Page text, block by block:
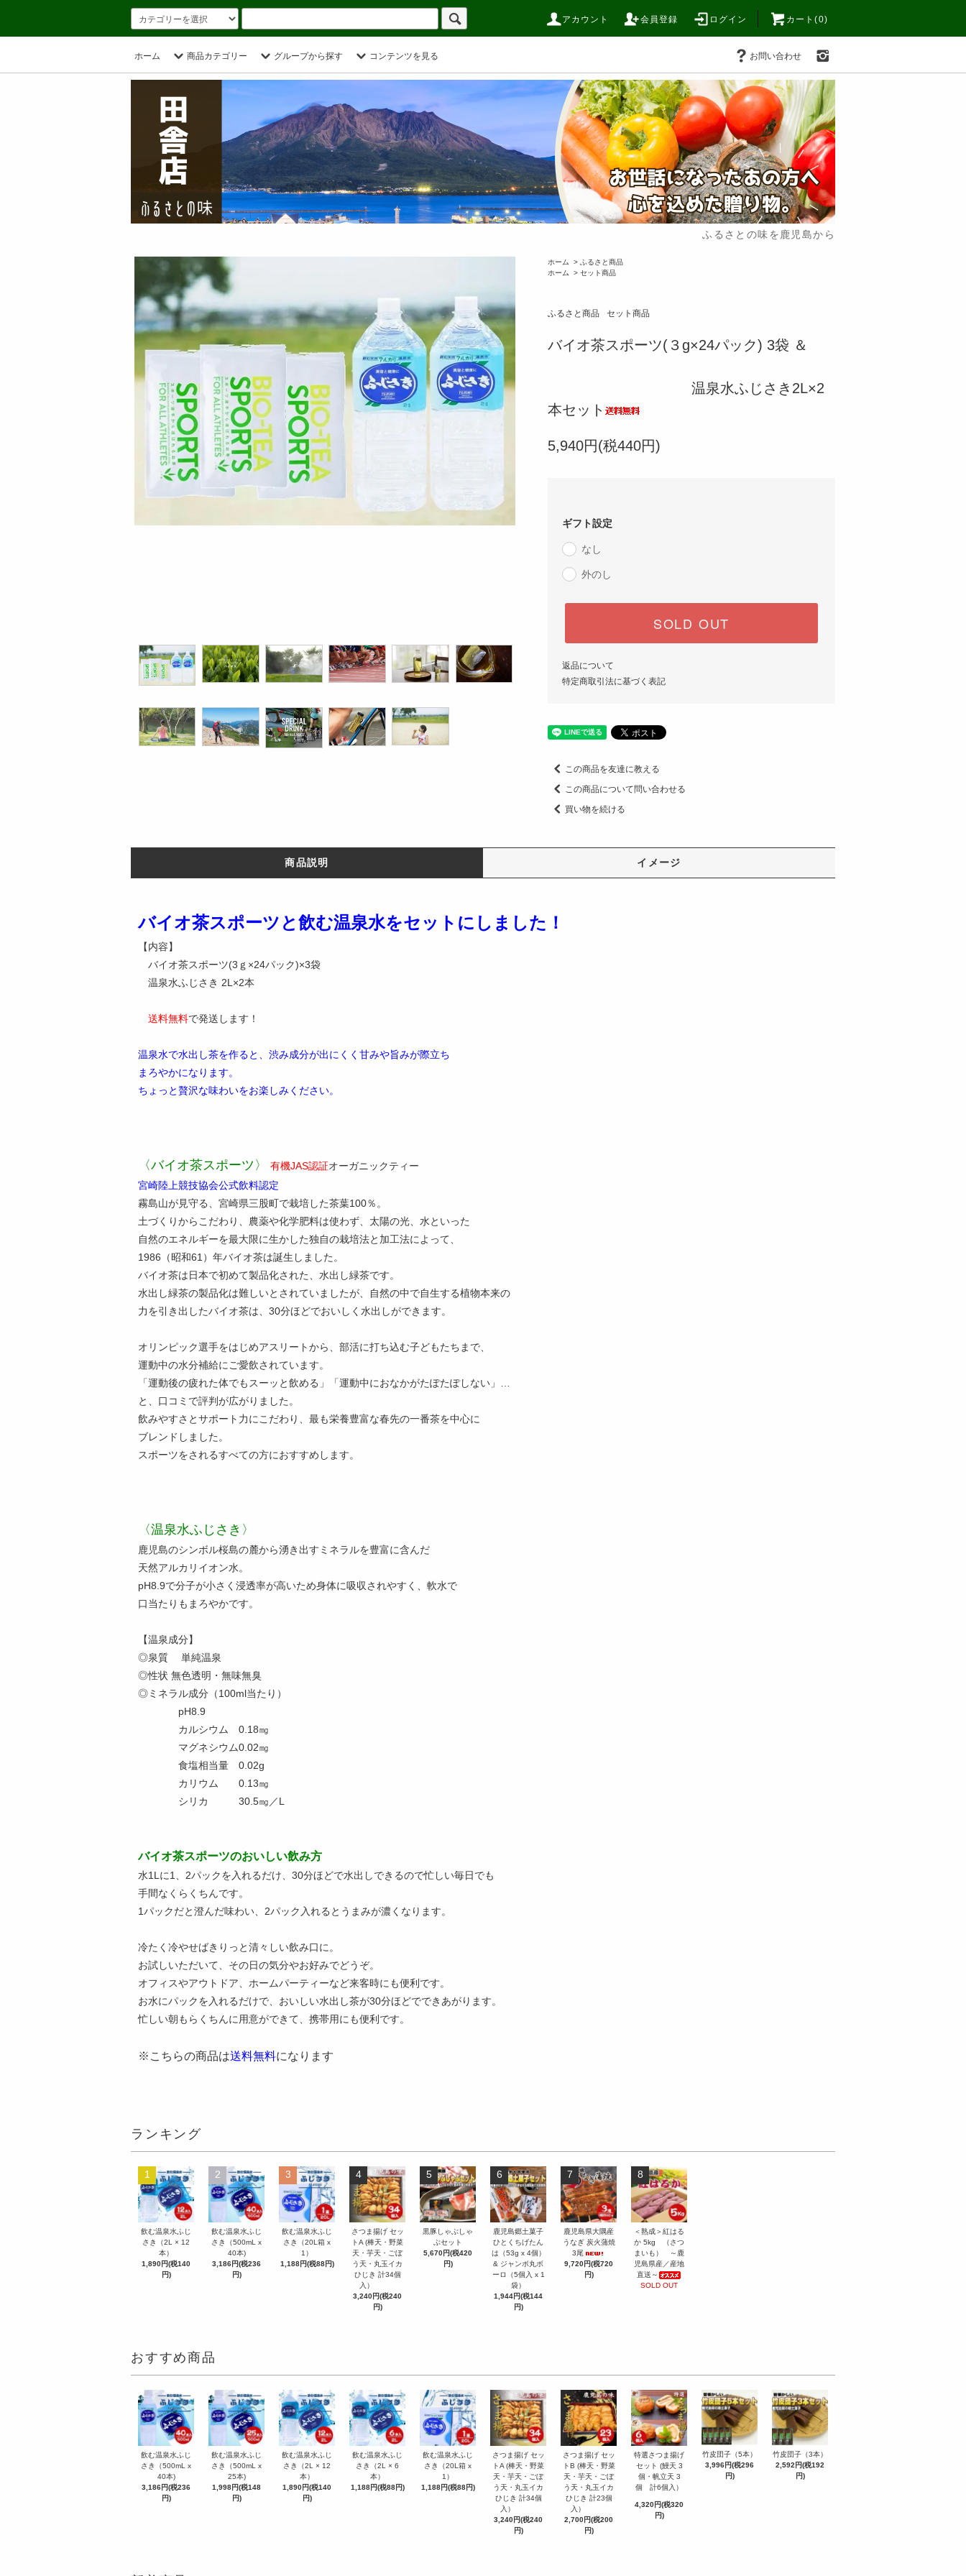
アカウント 会員登録 ログイン カート(0)
ホーム 商品カテゴリー グループから探す コンテンツを見る お問い合わせ
ふるさとの味を鹿児島から
ホーム > ふるさと商品
ホーム
> セット商品
ふるさと商品 セット商品
バイオ茶スポーツ(３g×24パック) 3袋 ＆
温泉水ふじさき2L×2
本セット
5,940円(税440円)
ギフト設定
なし
外のし
SOLD OUT
返品について
特定商取引法に基づく表記
この商品を友達に教える
この商品について問い合わせる
買い物を続ける
商品説明 イメージ
バイオ茶スポーツと飲む温泉水をセットにしました！
【内容】
バイオ茶スポーツ(3ｇ×24パック)×3袋
温泉水ふじさき 2L×2本
送料無料で発送します！
温泉水で水出し茶を作ると、渋み成分が出にくく甘みや旨みが際立ち
まろやかになります。
ちょっと贅沢な味わいをお楽しみください。
〈バイオ茶スポーツ〉 有機JAS認証オーガニックティー
宮崎陸上競技協会公式飲料認定
霧島山が見守る、宮崎県三股町で栽培した茶葉100％。
土づくりからこだわり、農薬や化学肥料は使わず、太陽の光、水といった
自然のエネルギーを最大限に生かした独自の栽培法と加工法によって、
1986（昭和61）年バイオ茶は誕生しました。
バイオ茶は日本で初めて製品化された、水出し緑茶です。
水出し緑茶の製品化は難しいとされていましたが、自然の中で自生する植物本来の
力を引き出したバイオ茶は、30分ほどでおいしく水出しができます。
オリンピック選手をはじめアスリートから、部活に打ち込む子どもたちまで、
運動中の水分補給にご愛飲されています。
「運動後の疲れた体でもスーッと飲める」「運動中におなかがたぽたぽしない」…
と、口コミで評判が広がりました。
飲みやすさとサポート力にこだわり、最も栄養豊富な春先の一番茶を中心に
ブレンドしました。
スポーツをされるすべての方におすすめします。
〈温泉水ふじさき〉
鹿児島のシンボル桜島の麓から湧き出すミネラルを豊富に含んだ
天然アルカリイオン水。
pH8.9で分子が小さく浸透率が高いため身体に吸収されやすく、軟水で
口当たりもまろやかです。
【温泉成分】
◎泉質 単純温泉
◎性状 無色透明・無味無臭
◎ミネラル成分（100ml当たり）
pH8.9
カルシウム 0.18㎎
マグネシウム0.02㎎
食塩相当量 0.02g
カリウム 0.13㎎
シリカ 30.5㎎／L
バイオ茶スポーツのおいしい飲み方
水1Lに1、2パックを入れるだけ、30分ほどで水出しできるので忙しい毎日でも
手間なくらくちんです。
1パックだと澄んだ味わい、2パック入れるとうまみが濃くなります。
冷たく冷やせばきりっと清々しい飲み口に。
お試しいただいて、その日の気分やお好みでどうぞ。
オフィスやアウトドア、ホームパーティーなど来客時にも便利です。
お水にパックを入れるだけで、おいしい水出し茶が30分ほどでできあがります。
忙しい朝もらくちんに用意ができて、携帯用にも便利です。
※こちらの商品は送料無料になります
ランキング
1
飲む温泉水ふじ
さき（2L × 12
本）
1,890円(税140
円)
2
飲む温泉水ふじ
さき（500mL x
40本)
3,186円(税236
円)
3
飲む温泉水ふじ
さき（20L箱 x
1）
1,188円(税88円)
4
さつま揚げ セッ
トA (棒天・野菜
天・芋天・ごぼ
う天・丸玉イカ
ひじき 計34個
入）
3,240円(税240
円)
5
黒豚しゃぶしゃ
ぶセット
5,670円(税420
円)
6
鹿児島郷土菓子
ひとくちげたん
は（53g x 4個）
& ジャンボ丸ボ
ーロ（5個入 x 1
袋）
1,944円(税144
円)
7
鹿児島県大隅産
うなぎ 炭火蒲焼
3尾
9,720円(税720
円)
8
＜熟成＞紅はる
か 5kg （さつ
まいも） ～鹿
児島県産／産地
直送～
SOLD OUT
おすすめ商品
飲む温泉水ふじ
さき（500mL x
40本)
3,186円(税236
円)
飲む温泉水ふじ
さき（500mL x
25本)
1,998円(税148
円)
飲む温泉水ふじ
さき（2L × 12
本）
1,890円(税140
円)
飲む温泉水ふじ
さき（2L × 6
本）
1,188円(税88円)
飲む温泉水ふじ
さき（20L箱 x
1）
1,188円(税88円)
さつま揚げ セッ
トA (棒天・野菜
天・芋天・ごぼ
う天・丸玉イカ
ひじき 計34個
入）
3,240円(税240
円)
さつま揚げ セッ
トB (棒天・野菜
天・芋天・ごぼ
う天・丸玉イカ
ひじき 計23個
入）
2,700円(税200
円)
特選さつま揚げ
セット (鰻天 3
個・帆立天 3
個 計6個入）
4,320円(税320
円)
竹皮団子（5本）
3,996円(税296
円)
竹皮団子（3本）
2,592円(税192
円)